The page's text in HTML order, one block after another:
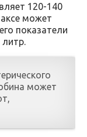
120-140
может
показатели
может